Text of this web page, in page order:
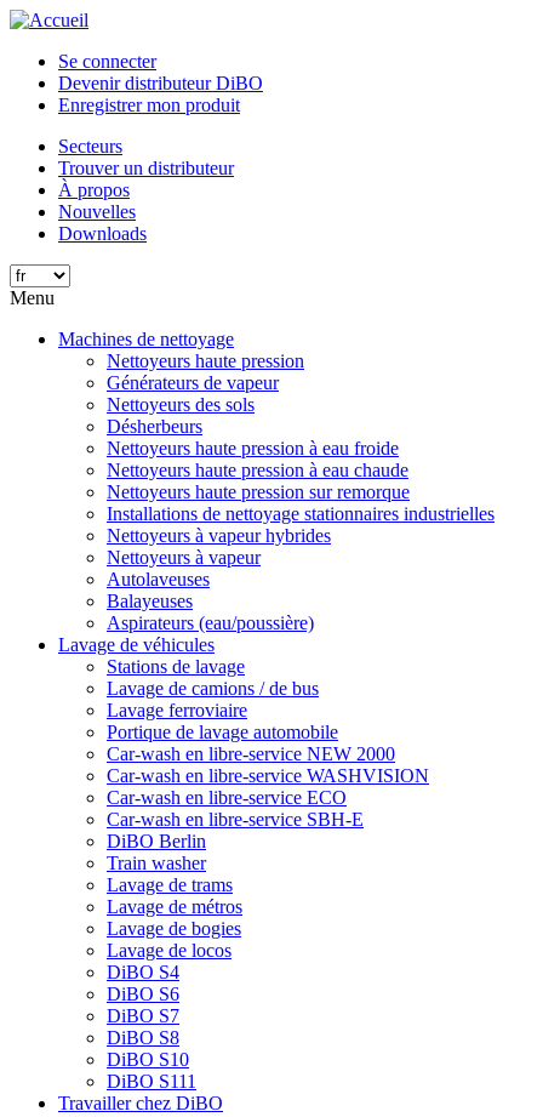
Aller
contenu
principal
Se connecter
Devenir distributeur DiBO
Enregistrer mon produit
Secteurs
Trouver un distributeur
À propos
Nouvelles
Downloads
Menu
Machines de nettoyage
Nettoyeurs haute pression
Générateurs de vapeur
Nettoyeurs des sols
Désherbeurs
Nettoyeurs haute pression à eau froide
Nettoyeurs haute pression à eau chaude
Nettoyeurs haute pression sur remorque
Installations de nettoyage stationnaires industrielles
Nettoyeurs à vapeur hybrides
Nettoyeurs à vapeur
Autolaveuses
Balayeuses
Aspirateurs (eau/poussière)
Lavage de véhicules
Stations de lavage
Lavage de camions / de bus
Lavage ferroviaire
Portique de lavage automobile
Car-wash en libre-service NEW 2000
Car-wash en libre-service WASHVISION
Car-wash en libre-service ECO
Car-wash en libre-service SBH-E
DiBO Berlin
Train washer
Lavage de trams
Lavage de métros
Lavage de bogies
Lavage de locos
DiBO S4
DiBO S6
DiBO S7
DiBO S8
DiBO S10
DiBO S111
Travailler chez DiBO